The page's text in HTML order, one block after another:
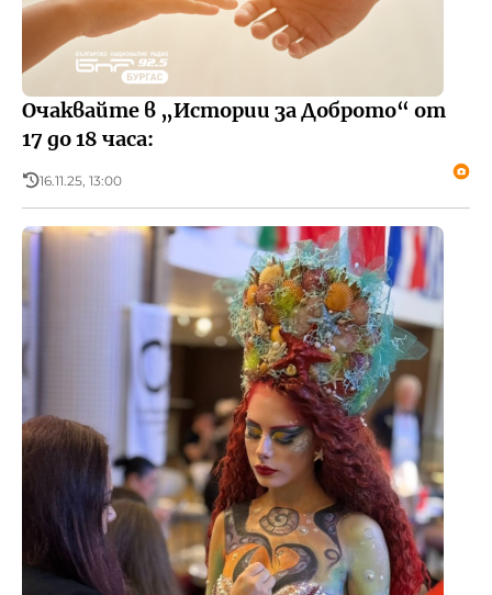
Очаквайте в „Истории за Доброто“ от
17 до 18 часа:
16.11.25, 13:00